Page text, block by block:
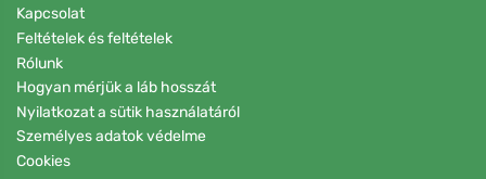
Kapcsolat
Feltételek és feltételek
Rólunk
Hogyan mérjük a láb hosszát
Nyilatkozat a sütik használatáról
Személyes adatok védelme
Cookies